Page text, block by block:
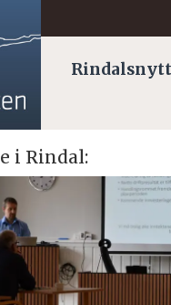
Rindalsnytt
i Rindal: